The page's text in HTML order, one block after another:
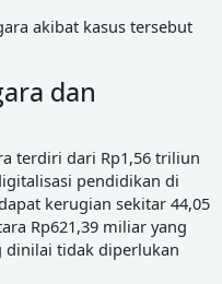
akibat kasus tersebut
dan
terdiri dari Rp1,56 triliun
pendidikan di
kerugian sekitar 44,05
Rp621,39 miliar yang
dinilai tidak diperlukan